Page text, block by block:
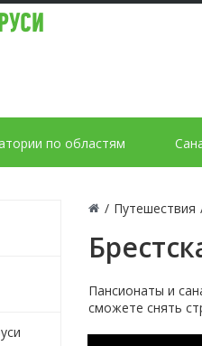
по областям
/ Путешествия
Пансионаты и
сможете снять